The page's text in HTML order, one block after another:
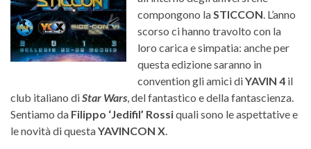
compongono la STICCON . L’anno
scorso ci hanno travolto con la
loro carica e simpatia: anche per
questa edizione saranno in
convention gli amici diYAVIN 4 il
club italiano diStar Wars , del fantastico e della fantascienza.
Sentiamo da Filippo ‘Jedifil’ Rossiquali sono le aspettative e
le novità di questaYAVINCON X